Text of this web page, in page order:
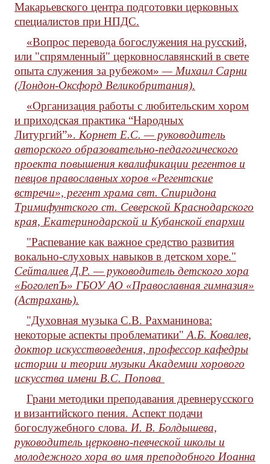
Макарьевского центра подготовки церковных
специалистов при НПДС.
«Вопрос перевода богослужения на русский,
или "спрямленный" церковнославянский в свете
опыта служения за рубежом»— Михаил Сарни
(Лондон-Оксфорд Великобритания).
«Организация работы с любительским хором
и приходская практика “Народных
Литургий”». Корнет Е.С. — руководитель
авторского образовательно-педагогического
проекта повышения квалификации регентов и
певцов православных хоров «Регентские
встречи», регент храма свт. Спиридона
Тримифунтского ст. Северской Краснодарского
края, Екатеринодарской и Кубанской епархии
"Распевание как важное средство развития
вокально-слуховых навыков в детском хоре."
Сейталиев Д.Р. — руководитель детского хора
«БоголепЪ» ГБОУ АО «Православная гимназия»
(Астрахань).
"Духовная музыка С.В. Рахманинова:
некоторые аспекты проблематики" А.Б. Ковалев,
доктор искусствоведения, профессор кафедры
истории и теории музыки Академии хорового
искусства имени В.С. Попова
Грани методики преподавания древнерусского
и византийского пения. Аспект подачи
богослужебного слова. И. В. Болдышева,
руководитель церковно-певческой школы и
молодежного хора во имя преподобного Иоанна